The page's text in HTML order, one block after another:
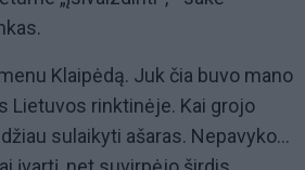
Klaipėdą. Juk čia buvo mano
Lietuvos rinktinėje. Kai grojo
sulaikyti ašaras. Nepavyko...